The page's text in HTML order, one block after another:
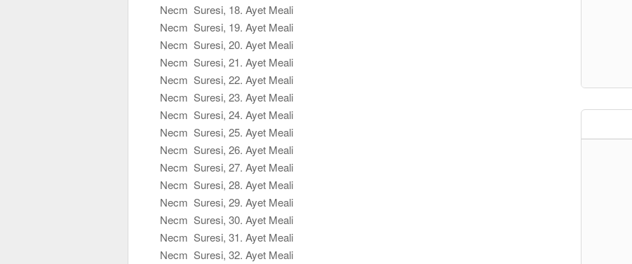
Necm Suresi, 18. Ayet Meali
Necm Suresi, 19. Ayet Meali
Necm Suresi, 20. Ayet Meali
Necm Suresi, 21. Ayet Meali
Necm Suresi, 22. Ayet Meali
Necm Suresi, 23. Ayet Meali
Necm Suresi, 24. Ayet Meali
Necm Suresi, 25. Ayet Meali
Necm Suresi, 26. Ayet Meali
Necm Suresi, 27. Ayet Meali
Necm Suresi, 28. Ayet Meali
Necm Suresi, 29. Ayet Meali
Necm Suresi, 30. Ayet Meali
Necm Suresi, 31. Ayet Meali
Necm Suresi, 32. Ayet Meali